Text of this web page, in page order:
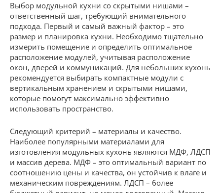
Выбор модульной кухни со скрытыми нишами –
ответственный шаг, требующий внимательного
подхода. Первый и самый важный фактор – это
размер и планировка кухни. Необходимо тщательно
измерить помещение и определить оптимальное
расположение модулей, учитывая расположение
окон, дверей и коммуникаций. Для небольших кухонь
рекомендуется выбирать компактные модули с
вертикальным хранением и скрытыми нишами,
которые помогут максимально эффективно
использовать пространство.
Следующий критерий – материалы и качество.
Наиболее популярными материалами для
изготовления модульных кухонь являются МДФ, ЛДСП
и массив дерева. МДФ – это оптимальный вариант по
соотношению цены и качества, он устойчив к влаге и
механическим повреждениям. ЛДСП – более